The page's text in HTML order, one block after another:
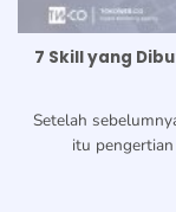
7 Skill yang
Setelah
itu